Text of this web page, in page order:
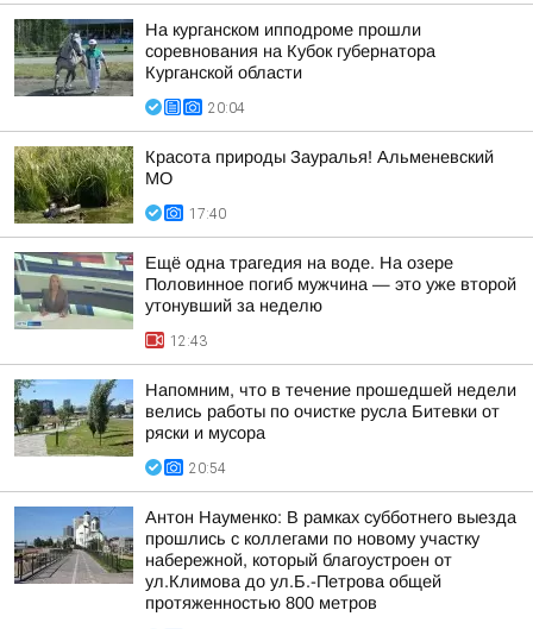
На курганском ипподроме прошли
соревнования на Кубок губернатора
Курганской области
20:04
Красота природы Зауралья! Альменевский
МО
17:40
Ещё одна трагедия на воде. На озере
Половинное погиб мужчина — это уже второй
утонувший за неделю
12:43
Напомним, что в течение прошедшей недели
велись работы по очистке русла Битевки от
ряски и мусора
20:54
Антон Науменко: В рамках субботнего выезда
прошлись с коллегами по новому участку
набережной, который благоустроен от
ул.Климова до ул.Б.-Петрова общей
протяженностью 800 метров